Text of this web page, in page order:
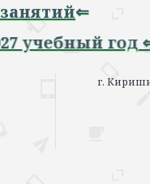
⇐
год ⇐
г.